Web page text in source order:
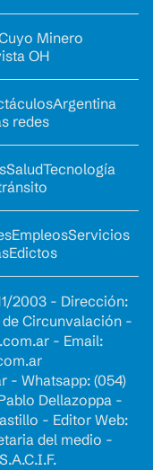
Minero
OH
Argentina
redes
SaludTecnología
EmpleosServicios
Edictos
2003 - Dirección:
de Circunvalación -
- Email:
- Whatsapp: (054)
Dellazoppa -
- Editor Web:
del medio -